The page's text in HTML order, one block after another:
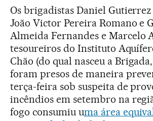
Os brigadistas Daniel
João Victor Pereira Romano e
Almeida Fernandes e Marcelo
tesoureiros do Instituto
Chão (do qual nasceu a
foram presos de maneira
terça-feira sob suspeita de
incêndios em setembro na
fogo consumiu uma área